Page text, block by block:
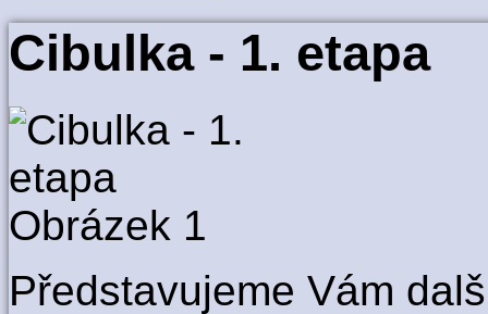
Cibulka - 1. etapa
Představujeme Vám